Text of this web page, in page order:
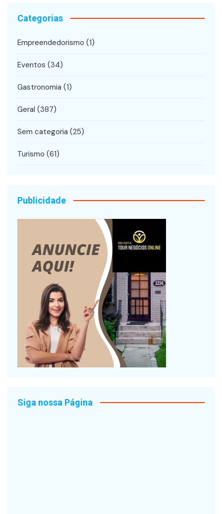
Categorias
Empreendedorismo (1)
Eventos (34)
Gastronomia (1)
Geral (387)
Sem categoria (25)
Turismo (61)
Publicidade
Siga nossa Página